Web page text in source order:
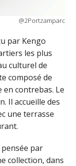
@2Portzamparc
par Kengo
les plus
culturel de
composé de
en contrebas. Le
Il accueille des
une terrasse
par
collection, dans